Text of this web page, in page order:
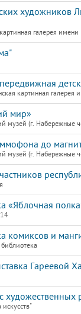
художников
галерея
картинная галерея
мир»
музей (г. Набережные
до
музей (г. Набережные
«Яблочная
комиксов и
библиотека
Гареевой